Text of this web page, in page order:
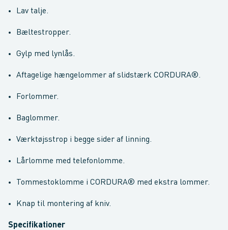
Lav talje.
Bæltestropper.
Gylp med lynlås.
Aftagelige hængelommer af slidstærk CORDURA®.
Forlommer.
Baglommer.
Værktøjsstrop i begge sider af linning.
Lårlomme med telefonlomme.
Tommestoklomme i CORDURA® med ekstra lommer.
Knap til montering af kniv.
Specifikationer